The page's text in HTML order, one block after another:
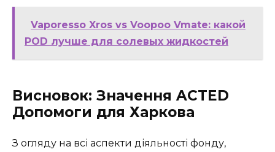
Vaporesso Xros vs Voopoo Vmate: какой
POD лучше для солевых жидкостей
Висновок: Значення ACTED
Допомоги для Харкова
З огляду на всі аспекти діяльності фонду,